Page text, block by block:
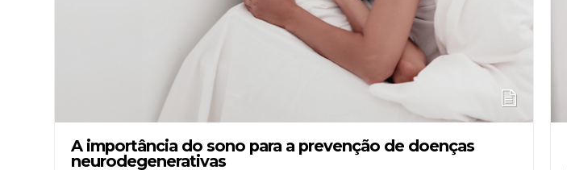
A importância do sono para a prevenção de doenças
neurodegenerativas